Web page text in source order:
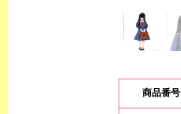
商品番号